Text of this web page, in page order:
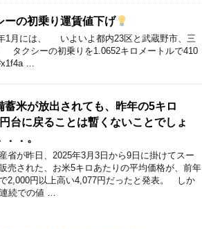
ーの初乗り運賃値下げ
1月には、 いよいよ都内23区と武蔵野市、三
タクシーの初乗りを1.0652キロメートルで410
…
蓄米が放出されても、昨年の5キロ
台に戻ることは暫くないことでしょ
．．。
省が昨日、2025年3月3日から9日に掛けてスー
売された、お米5キロあたりの平均価格が、前年
2,000円以上高い4,077円だったと発表。 しか
続での値 …